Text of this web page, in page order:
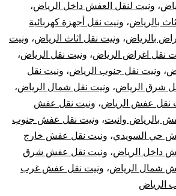
، ونيت لنقل العفش داخل الرياض،
بالرياض، ونيت نقل أجهزة كهربائية
بالرياض، ونيت نقل اثاث الرياض، ونيت
نقل اغراض الرياض، ونيت نقل الرياض،
، ونيت نقل جنوب الرياض، ونيت نقل
شرق الرياض، ونيت نقل شمال الرياض،
نقل عفش الرياض، ونيت نقل عفش
بالرياض وانيت، ونيت نقل عفش جنوب
حي السويدي، ونيت نقل عفش خارج
داخل الرياض، ونيت نقل عفش شرق
شمال الرياض، ونيت نقل عفش غرب
الرياض